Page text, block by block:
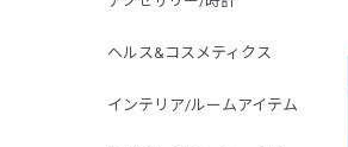
ヘルス&コスメティクス
インテリア/ルームアイテム